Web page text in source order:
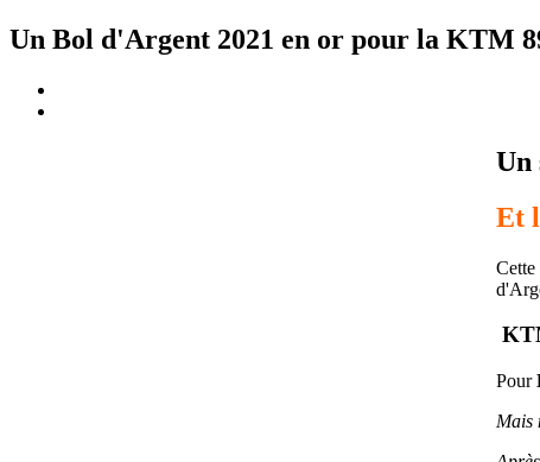
Un Bol d'Argent 2021 en or pour la KTM
Un
Et
Cette
Pour
Mais